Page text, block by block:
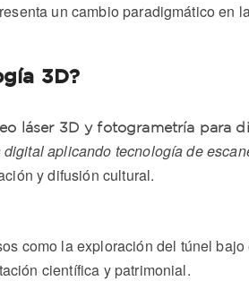
un cambio paradigmático en
3D?
láser 3D y fotogrametría para
aplicando tecnología de
y difusión cultural.
como la exploración del túnel
científica y patrimonial.